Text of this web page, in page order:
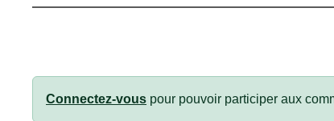
Connectez-vous pour pouvoir participer aux